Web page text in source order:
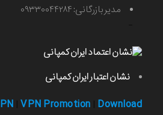
مدیر بازرگانی: ۰۹۳۳۰۰۴۴۲۸۴
نشان اعتبار ایران کمپانی
VPN Promotion Download